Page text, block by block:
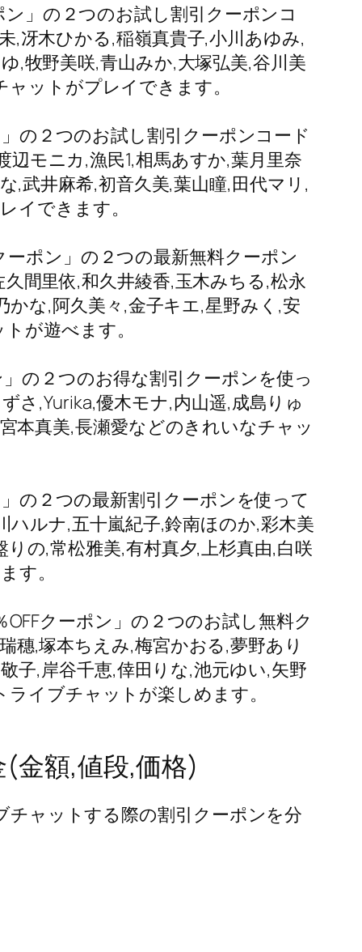
」の２つのお試し割引クーポンコ
,冴木ひかる,稲嶺真貴子,小川あゆみ,
,牧野美咲,青山みか,大塚弘美,谷川美
ットがプレイできます。
の２つのお試し割引クーポンコード
モニカ,漁民1,相馬あすか,葉月里奈
,武井麻希,初音久美,葉山瞳,田代マリ,
イできます。
ポン」の２つの最新無料クーポン
間里依,和久井綾香,玉木みちる,松永
な,阿久美々,金子キエ,星野みく,安
が遊べます。
の２つのお得な割引クーポンを使っ
さ,Yurika,優木モナ,内山遥,成島りゅ
本真美,長瀬愛などのきれいなチャッ
の２つの最新割引クーポンを使って
ハルナ,五十嵐紀子,鈴南ほのか,彩木美
の,常松雅美,有村真夕,上杉真由,白咲
す。
クーポン」の２つのお試し無料ク
穗,塚本ちえみ,梅宮かおる,夢野あり
子,岸谷千恵,倖田りな,池元ゆい,矢野
イブチャットが楽しめます。
金額,値段,価格)
チャットする際の割引クーポンを分